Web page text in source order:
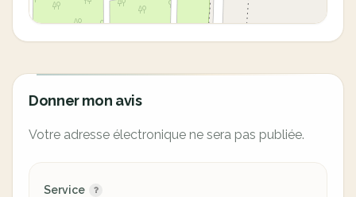
Donner mon avis
Votre adresse électronique ne sera pas publiée.
Service